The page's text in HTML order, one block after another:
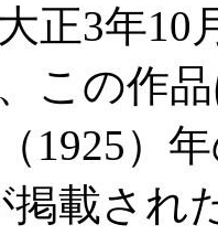
正3年10
この作
1925）
掲載され